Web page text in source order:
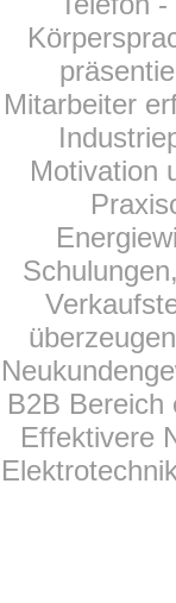
Mitarbeiter
Motivation
B2B Bereich
Effektivere